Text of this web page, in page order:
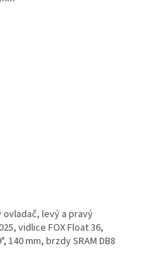
levý a pravý
vidlice FOX Float 36,
140 mm, brzdy SRAM DB8